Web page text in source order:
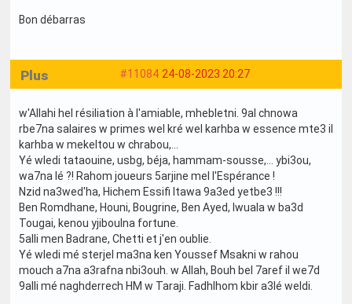
Bon débarras
#11084 24-08-2023 20:27
Plus
w'Allahi hel résiliation à l'amiable, mhebletni. 9al chnowa
rbe7na salaires w primes wel kré wel karhba w essence mte3 il
karhba w mekeltou w chrabou,...
Yé wledi tataouine, usbg, béja, hammam-sousse,... ybi3ou,
wa7na lé ?! Rahom joueurs 5arjine mel l'Espérance !
Nzid na3wed'ha, Hichem Essifi ltawa 9a3ed yetbe3 !!!
Ben Romdhane, Houni, Bougrine, Ben Ayed, Iwuala w ba3d
Tougai, kenou yjiboulna fortune.
5alli men Badrane, Chetti et j'en oublie.
Yé wledi mé sterjel ma3na ken Youssef Msakni w rahou
mouch a7na a3rafna nbi3ouh. w Allah, Bouh bel 7aref il we7d
9alli mé naghderrech HM w Taraji. Fadhlhom kbir a3lé weldi.